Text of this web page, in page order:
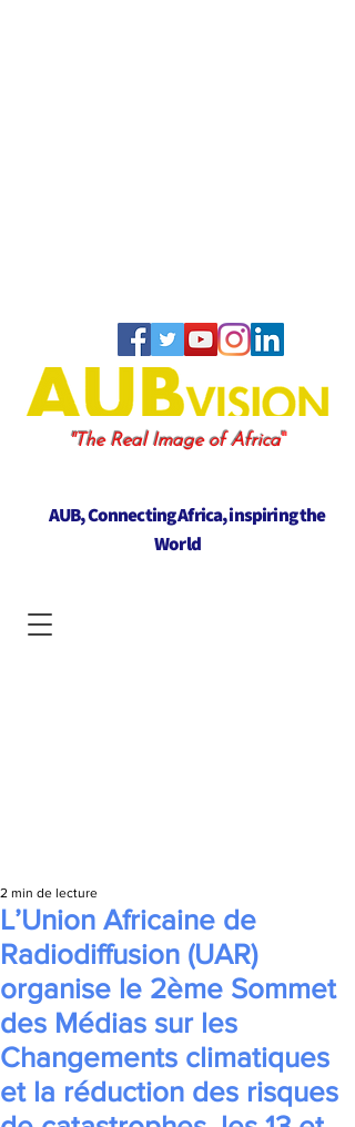
"The Real Image of Africa"
AUB, Connecting Africa, inspiring the
World
L’Union Africaine de
Radiodiffusion (UAR)
organise le 2ème Sommet
des Médias sur les
Changements climatiques
et la réduction des risques
2 min de lecture